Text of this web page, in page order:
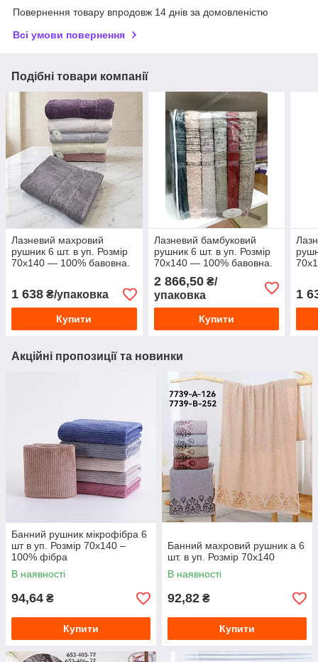
Повернення товару впродовж 14 днів за домовленістю
Всі умови повернення
Подібні товари компанії
Лазневий махровий
рушник 6 шт. в уп. Розмір
70х140 — 100% бавовна.
1 638 ₴/упаковка
Купити
Лазневий бамбуковий
рушник 6 шт. в уп. Розмір
70х140 — 100% бавовна.
2 866,50₴/
упаковка
Купити
1
Акційні пропозиції та новинки
Банний рушник мікрофібра 6
шт в уп. Розмір 70х140 –
100% фібра
В наявності
94,64 ₴
Купити
Банний махровий рушник а 6
шт. в уп. Розмір 70х140
В наявності
92,82 ₴
Купити